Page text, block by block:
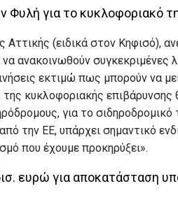
Φυλή για το κυκλοφοριακό
Αττικής (ειδικά στον Κηφισό),
ανακοινωθούν
εκτιμώ πως μπορούν να
κυκλοφοριακής επιβάρυνσης
για το
την ΕΕ, υπάρχει σημαντικό
που έχουμε προκηρύξει».
ευρώ για αποκατάσταση